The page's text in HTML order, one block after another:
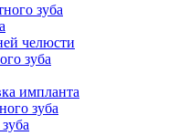
зуба
челюсти
зуба
импланта
зуба